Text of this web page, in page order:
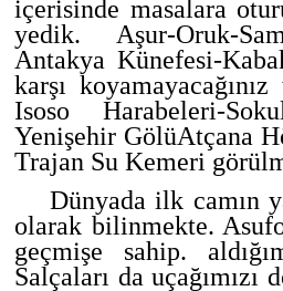
içerisinde masalara
yedik. Aşur-Oruk-
Antakya Künefesi-
karşı
Isoso Harabeleri-
Yenişehir GölüAtçana
Trajan Su Kemeri
Dünyada ilk camın
olarak bilinmekte.
geçmişe sahip.
Salçaları da